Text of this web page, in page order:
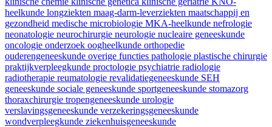
heelkunde longziekten maag-darm-leverziekten maatschappij en
gezondheid medische microbiologie MKA-heelkunde nefrologie
neonatologie neurochirurgie neurologie nucleaire geneeskunde
oncologie onderzoek oogheelkunde orthopedie
ouderengeneeskunde overige functies pathologie plastische chirurgie
praktijkverpleegkunde proctologie psychiatrie radiologie
radiotherapie reumatologie revalidatiegeneeskunde SEH
geneeskunde sociale geneeskunde sportgeneeskunde stomazorg
thoraxchirurgie tropengeneeskunde urologie
verslavingsgeneeskunde verzekeringsgeneeskunde
wondverpleegkunde ziekenhuisgeneeskunde